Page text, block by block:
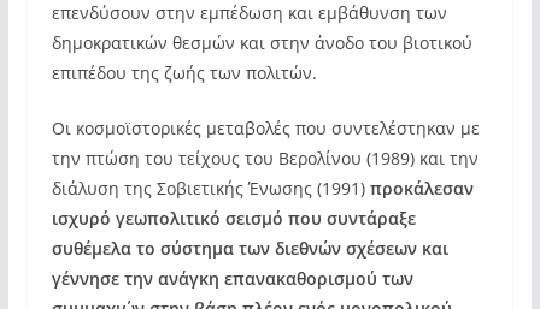
επενδύσουν στην εμπέδωση και εμβάθυνση των
δημοκρατικών θεσμών και στην άνοδο του βιοτικού
επιπέδου της ζωής των πολιτών.
Οι κοσμοϊστορικές μεταβολές που συντελέστηκαν με
την πτώση του τείχους του Βερολίνου (1989) και την
διάλυση της Σοβιετικής Ένωσης (1991) προκάλεσαν
ισχυρό γεωπολιτικό σεισμό που συντάραξε
συθέμελα το σύστημα των διεθνών σχέσεων και
γέννησε την ανάγκη επανακαθορισμού των